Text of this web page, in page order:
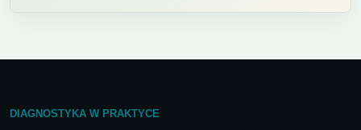
DIAGNOSTYKA W PRAKTYCE